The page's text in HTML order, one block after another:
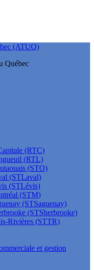
(ATUQ)
Québec
(RTC)
(RTL)
(STO)
(STLaval)
(STLévis)
(STM)
(STSaguenay)
(STSherbrooke)
Rivières (STTR)
et gestion